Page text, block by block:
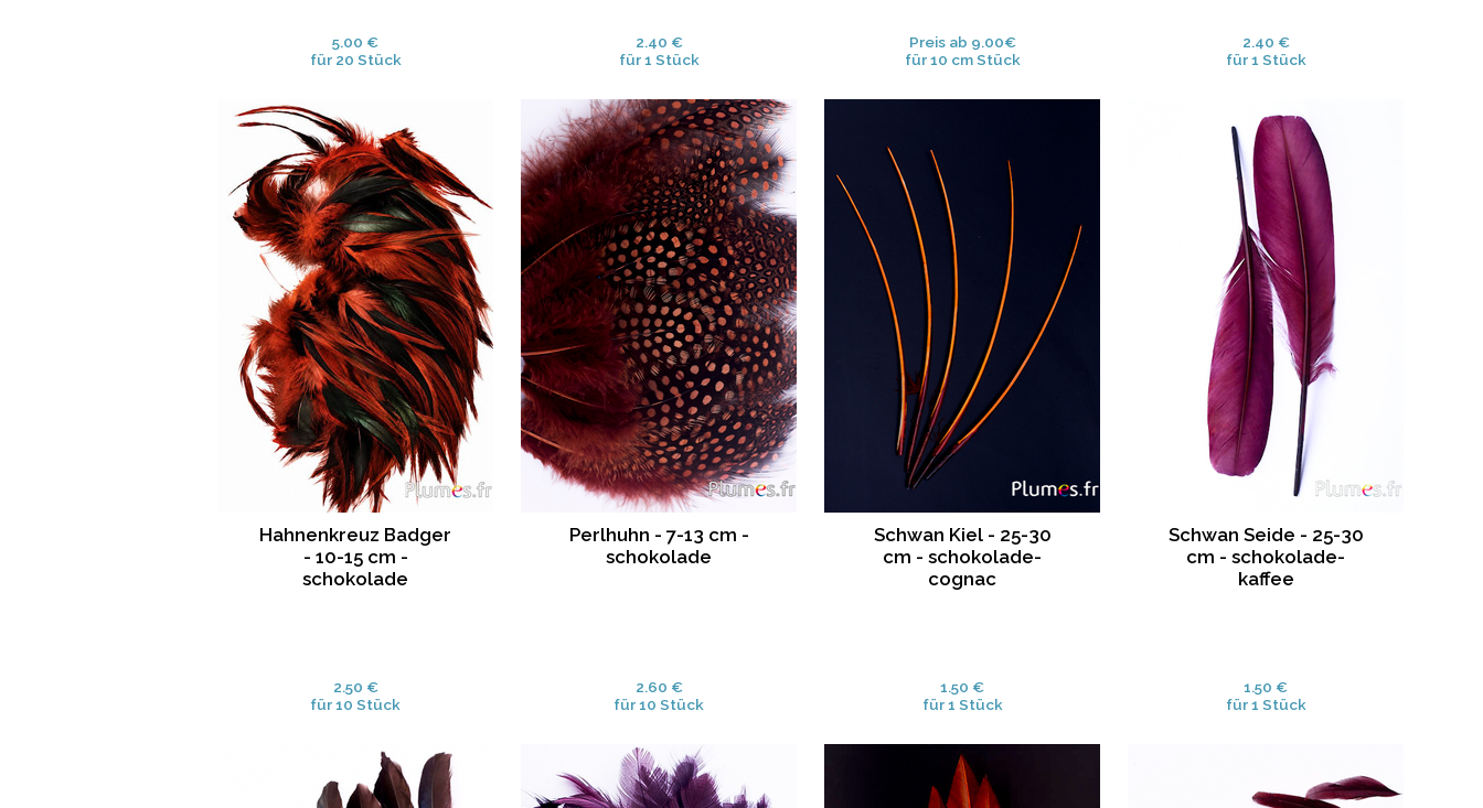
5.00 €
für 20 Stück
2.40 €
für 1 Stück
Preis ab 9.00€
für 10 cm Stück
2.40 €
für 1 Stück
Hahnenkreuz Badger
- 10-15 cm -
schokolade
2.50 €
für 10 Stück
Perlhuhn - 7-13 cm -
schokolade
2.60 €
für 10 Stück
Schwan Kiel - 25-30
cm - schokolade-
cognac
1.50 €
für 1 Stück
Schwan Seide - 25-30
cm - schokolade-
kaffee
1.50 €
für 1 Stück